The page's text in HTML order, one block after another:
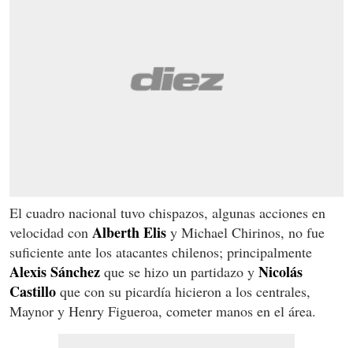
El cuadro nacional tuvo chispazos, algunas acciones en
velocidad con Alberth Elis y Michael Chirinos, no fue
suficiente ante los atacantes chilenos; principalmente
Alexis Sánchez que se hizo un partidazo y Nicolás
Castillo que con su picardía hicieron a los centrales,
Maynor y Henry Figueroa, cometer manos en el área.